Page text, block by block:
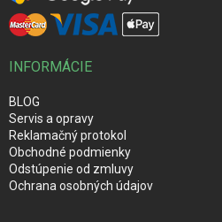
INFORMÁCIE
BLOG
Servis a opravy
Reklamačný protokol
Obchodné podmienky
Odstúpenie od zmluvy
Ochrana osobných údajov